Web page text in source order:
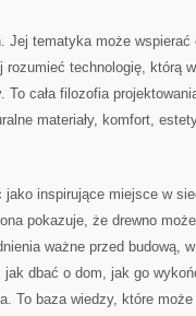
Jej tematyka może
technologię, którą
cała filozofia
materiały, komfort,
inspirujące miejsce w
pokazuje, że drewno
ważne przed budową,
dbać o dom, jak go
To baza wiedzy, które